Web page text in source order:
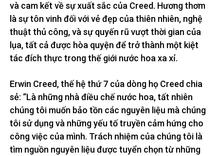
và cam kết về sự xuất sắc của Creed. Hương thơm
là sự tôn vinh đối với vẻ đẹp của thiên nhiên, nghệ
thuật thủ công, và sự quyến rũ vượt thời gian của
lụa, tất cả được hòa quyện để trở thành một kiệt
tác đích thực trong thế giới nước hoa xa xỉ.
Erwin Creed, thế hệ thứ 7 của dòng họ Creed chia
sẻ: “Là những nhà điều chế nước hoa, tất nhiên
chúng tôi muốn bảo tồn các nguyên liệu mà chúng
tôi sử dụng và những yếu tố truyền cảm hứng cho
công việc của mình. Trách nhiệm của chúng tôi là
tìm nguồn nguyên liệu được tuyển chọn từ những